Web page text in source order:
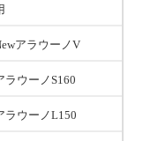
アラウーノV
ラウーノS160
ラウーノL150